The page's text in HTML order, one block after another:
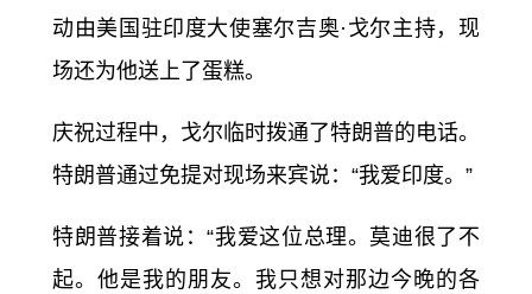
动由美国驻印度大使塞尔吉奥·戈尔主持，现
场还为他送上了蛋糕。
庆祝过程中，戈尔临时拨通了特朗普的电话。
特朗普通过免提对现场来宾说：“我爱印度。”
特朗普接着说：“我爱这位总理。莫迪很了不
起。他是我的朋友。我只想对那边今晚的各